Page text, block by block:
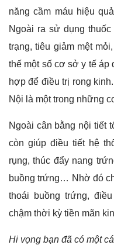
năng cầm máu hiệu
Ngoài ra sử dụng
trạng, tiêu giảm mệt
thế một số cơ sở y tế áp
hợp để điều trị rong
Nội là một trong những
Ngoài cân bằng nội tiết
còn giúp điều tiết hệ
rụng, thúc đẩy nang
buồng trứng… Nhờ đó
thoái buồng trứng,
chậm thời kỳ tiền mãn
Hi vọng bạn đã có một